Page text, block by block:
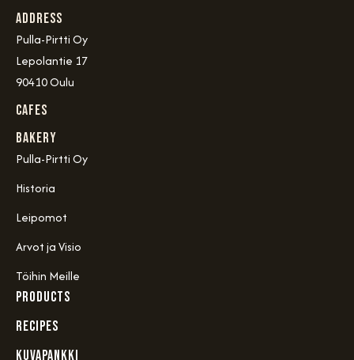
Address
Pulla-Pirtti Oy
Lepolantie 17
90410 Oulu
Cafes
Bakery
Pulla-Pirtti Oy
Historia
Leipomot
Arvot ja Visio
Töihin Meille
PRODUCTS
RECIPES
KUVAPANKKI